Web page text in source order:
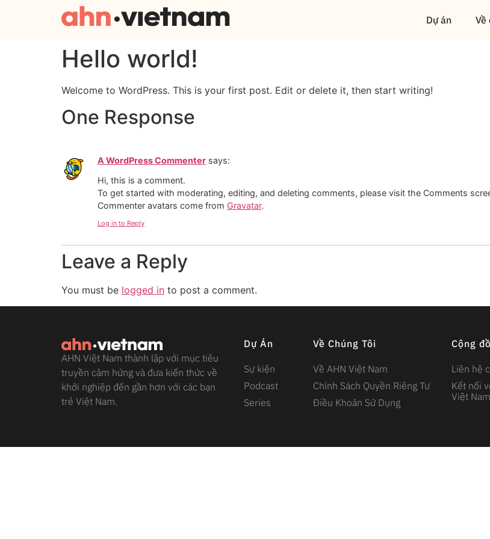
Dự án Về
Hello world!
Welcome to WordPress. This is your first post. Edit or delete it, then start writing!
One Response
A WordPress Commenter says:
Hi, this is a comment.
To get started with moderating, editing, and deleting comments, please visit the Comments
Commenter avatars come from Gravatar.
Log in to Reply
Leave a Reply
You must be logged in to post a comment.
AHN Việt Nam thành lập với mục tiêu
truyền cảm hứng và đưa kiến thức về
khởi nghiệp đến gần hơn với các bạn
trẻ Việt Nam.
Dự Án
Sự kiện
Podcast
Series
Về Chúng Tôi
Về AHN Việt Nam
Chính Sách Quyền Riêng Tư
Điều Khoản Sử Dụng
Cộng
Liên hệ
Kết nối
Việt Nam